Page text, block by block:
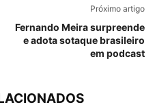
Próximo artigo
Fernando Meira surpreende
e adota sotaque brasileiro
em podcast